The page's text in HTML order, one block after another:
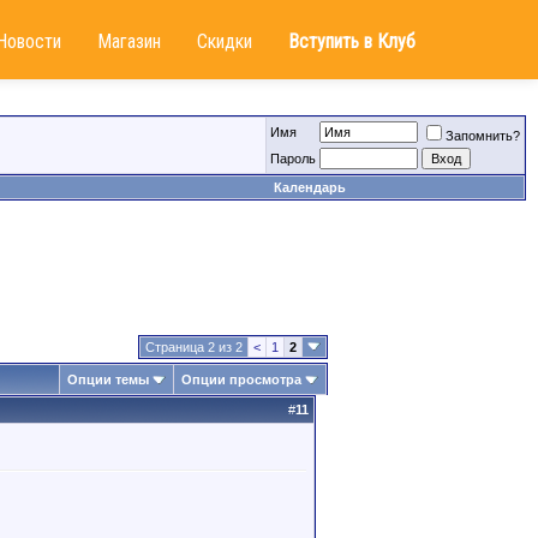
Магазин Скидки Вступить в Клуб
Имя
Запомнить?
Пароль
Календарь
Страница 2 из 2 < 1 2
Опции темы Опции просмотра
#11